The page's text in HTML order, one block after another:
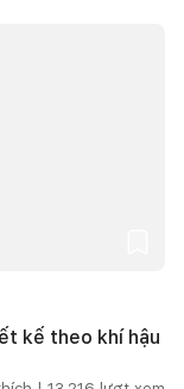
kế theo khí hậu